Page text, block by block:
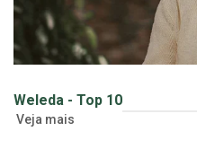
Weleda - Top 10
Veja mais